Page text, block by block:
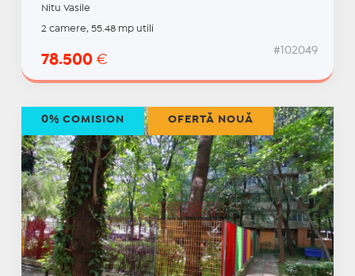
Nitu Vasile
2 camere, 55.48 mp utili
78.500 €
#102049
0% COMISION OFERTĂ NOUĂ